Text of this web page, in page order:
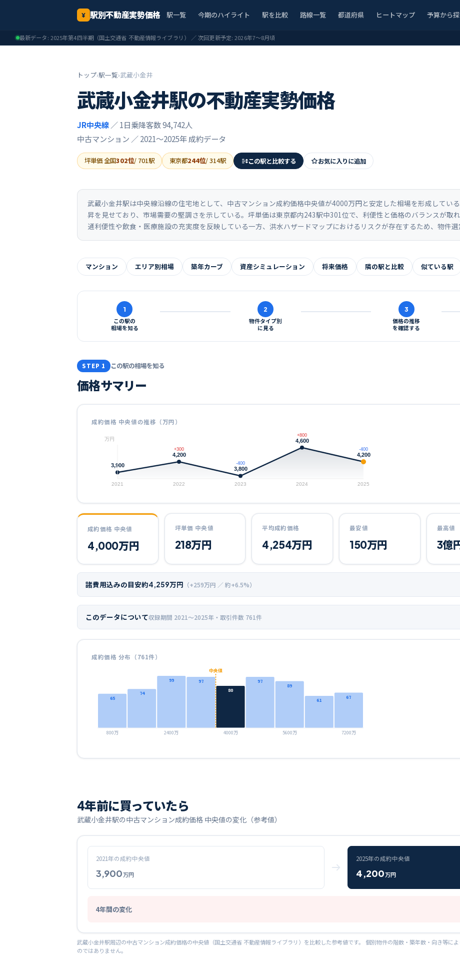
¥ 駅別不動産実勢価格 駅一覧 今期のハイライト 駅を比較 路線一覧 都道府県 ヒートマップ 予算から
最新データ: 2025年第4四半期（国土交通省 不動産情報ライブラリ） ／ 次回更新予定:2026年7〜8月頃
トップ›駅一覧›武蔵小金井
武蔵小金井駅の不動産実勢価格
JR中央線 ／ 1日乗降客数 94,742人
中古マンション ／2021〜2025年成約データ
坪単価 全国302位/ 701駅 東京都244位/314駅 この駅と比較する お気に入りに追加
武蔵小金井駅は中央線沿線の住宅地として、中古マンション成約価格中央値が4000万円と安定した相場を形成してい
昇を見せており、市場需要の堅調さを示している。坪単価は東京都内243駅中301位で、利便性と価格のバランスが取
通利便性や飲食・医療施設の充実度を反映している一方、洪水ハザードマップにおけるリスクが存在するため、物件選
マンション エリア別相場 築年カーブ 資産シミュレーション 将来価格 隣の駅と比較 似ている駅
1
この駅の
相場を知る
2
物件タイプ別
に見る
3
価格の推移
を確認する
STEP 1 この駅の相場を知る
価格サマリー
成約価格 中央値の推移（万円）
万円
3,900
2021
4,200
+300
2022
3,800
-400
2023
4,600
+800
2024
4,200
-400
2025
成約価格 中央値
4,000万円
坪単価 中央値
218万円
平均成約価格
4,254万円
最安値
150万円
最高値
3億
諸費用込みの目安約4,259万円 （+259万円 ／ 約+6.5%）
このデータについて収録期間 2021〜2025年 ・取引件数 761件
成約価格 分布（761件）
65
74
99
97
80
97
89
61 67
800万 2400万 4000万 5600万 7200万
中央値
4年前に買っていたら
武蔵小金井駅の中古マンション成約価格 中央値の変化（参考値）
2021年の成約中央値
3,900万円
2025年の成約中央値
4,200万円
4年間の変化
武蔵小金井駅周辺の中古マンション成約価格の中央値（国土交通省 不動産情報ライブラリ）を比較した参考値です。 個別物件の階数・築年数・向き等に
のではありません。